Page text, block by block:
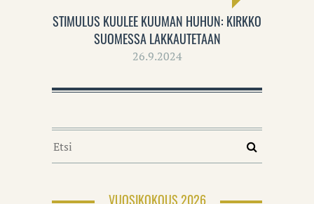
STIMULUS KUULEE KUUMAN HUHUN: KIRKKO
SUOMESSA LAKKAUTETAAN
26.9.2024
VUOSIKOKOUS 2026